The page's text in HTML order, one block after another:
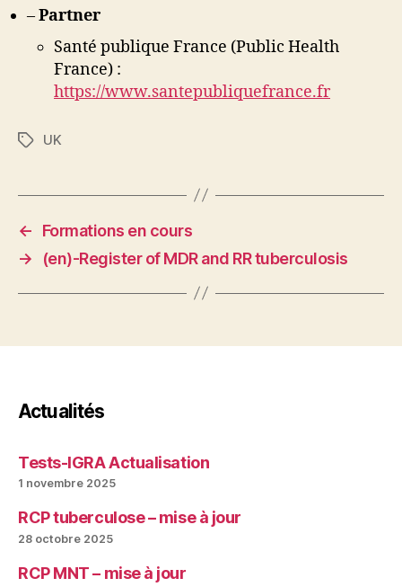
–Partner
Santé publique France (Public Health
France) :
https://www.santepubliquefrance.fr
Étiquettes
UK
←
Formations en cours
→
(en)-Register of MDR and RR tuberculosis
Actualités
Tests-IGRA Actualisation
1 novembre 2025
RCP tuberculose – mise à jour
28 octobre 2025
RCP MNT – mise à jour